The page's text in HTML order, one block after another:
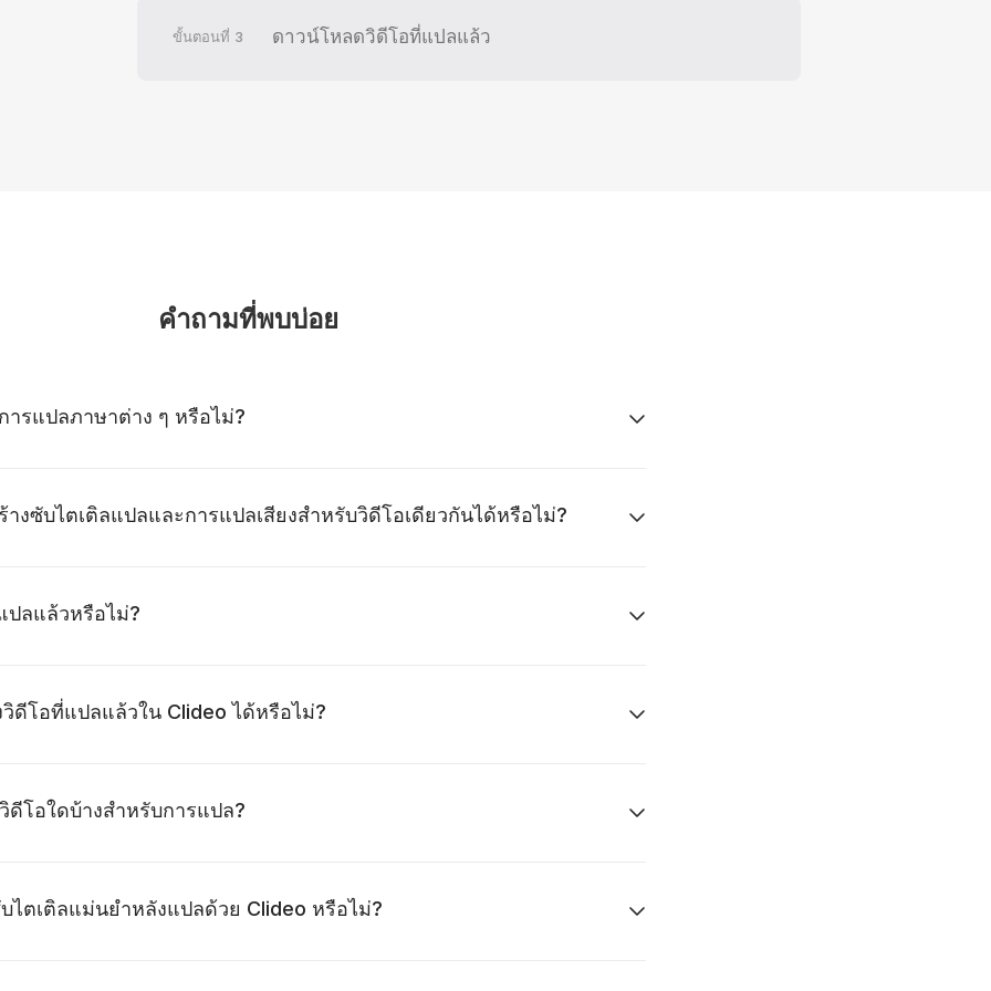
ขั้นตอนที่ 3 ดาวน์โหลดวิดีโอที่แปลแล้ว
คำถามที่พบบ่อย
ารแปลภาษาต่าง ๆ หรือไม่?
างซับไตเติลแปลและการแปลเสียงสำหรับวิดีโอเดียวกันได้หรือไม่?
ปลแล้วหรือไม่?
ดีโอที่แปลแล้วใน Clideo ได้หรือไม่?
ดีโอใดบ้างสำหรับการแปล?
ไตเติลแม่นยำหลังแปลด้วย Clideo หรือไม่?